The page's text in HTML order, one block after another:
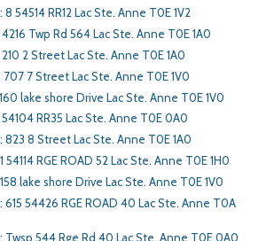
: 8 54514 RR12 Lac Ste. Anne T0E 1V2
4216 Twp Rd 564 Lac Ste. Anne T0E 1A0
210 2 Street Lac Ste. Anne T0E 1A0
707 7 Street Lac Ste. Anne T0E 1V0
160 lake shore Drive Lac Ste. Anne T0E 1V0
54104 RR35 Lac Ste. Anne T0E 0A0
: 823 8 Street Lac Ste. Anne T0E 1A0
1 54114 RGE ROAD 52 Lac Ste. Anne T0E 1H0
158 lake shore Drive Lac Ste. Anne T0E 1V0
: 615 54426 RGE ROAD 40 Lac Ste. Anne T0A
: Twsp 544 Rge Rd 40 Lac Ste. Anne T0E 0A0